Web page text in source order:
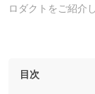
ロダクトをご紹介
目次